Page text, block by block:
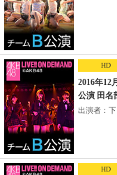
HD
2016年12
公演 田名
出演者：下
HD